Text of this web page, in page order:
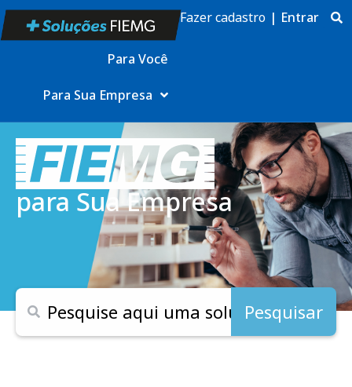
Para Você
Para Sua Empresa
Fazer cadastro | Entrar
para Sua Empresa
Pesquisar